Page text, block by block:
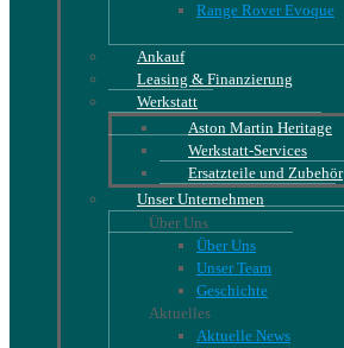
Range Rover Evoque
Ankauf
Leasing & Finanzierung
Werkstatt
Aston Martin Heritage
Werkstatt-Services
Ersatzteile und Zubehör
Unser Unternehmen
Über Uns
Über Uns
Unser Team
Geschichte
Aktuelles
Aktuelle News